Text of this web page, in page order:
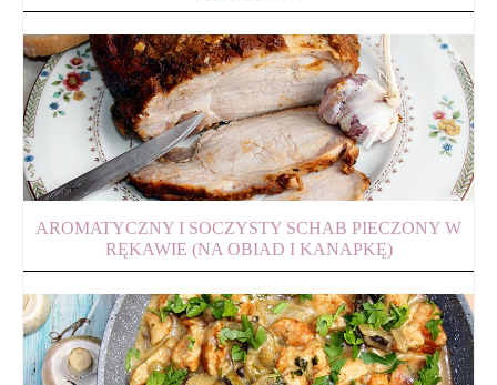
AROMATYCZNY I SOCZYSTY SCHAB PIECZONY W
RĘKAWIE (NA OBIAD I KANAPKĘ)